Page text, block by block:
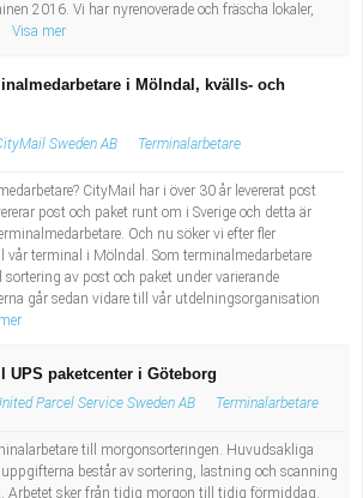
2016. Vi har nyrenoverade och fräscha lokaler,
Visa mer
i Mölndal, kvälls- och
Sweden AB Terminalarbetare
CityMail har i över 30 år levererat post
post och paket runt om i Sverige och detta är
Och nu söker vi efter fler
vår terminal i Mölndal. Som terminalmedarbetare
av post och paket under varierande
går sedan vidare till vår utdelningsorganisation
UPS paketcenter i Göteborg
Parcel Service Sweden AB Terminalarbetare
till morgonsorteringen. Huvudsakliga
består av sortering, lastning och scanning
Arbetet sker från tidig morgon till tidig förmiddag.